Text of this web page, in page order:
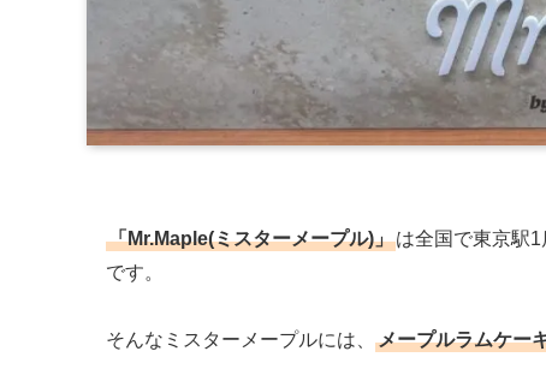
「Mr.Maple(ミスターメープル)」は全国で東京駅
です。
そんなミスターメープルには、 メープルラムケー